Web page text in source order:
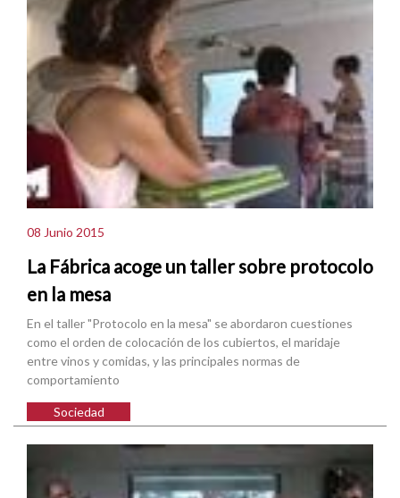
08 Junio 2015
La Fábrica acoge un taller sobre protocolo
en la mesa
En el taller "Protocolo en la mesa" se abordaron cuestiones
como el orden de colocación de los cubiertos, el maridaje
entre vinos y comidas, y las principales normas de
comportamiento
Sociedad